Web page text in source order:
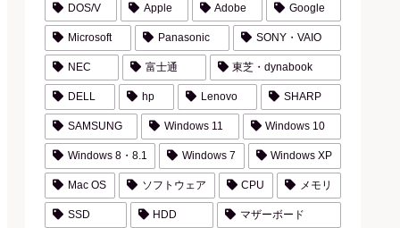
DOS/V Apple Adobe Google
Microsoft Panasonic SONY・VAIO
NEC 富士通 東芝・dynabook
DELL hp Lenovo SHARP
SAMSUNG Windows 11 Windows 10
Windows 8・8.1 Windows 7 Windows XP
Mac OS ソフトウェア CPU メモリ
SSD HDD マザーボード